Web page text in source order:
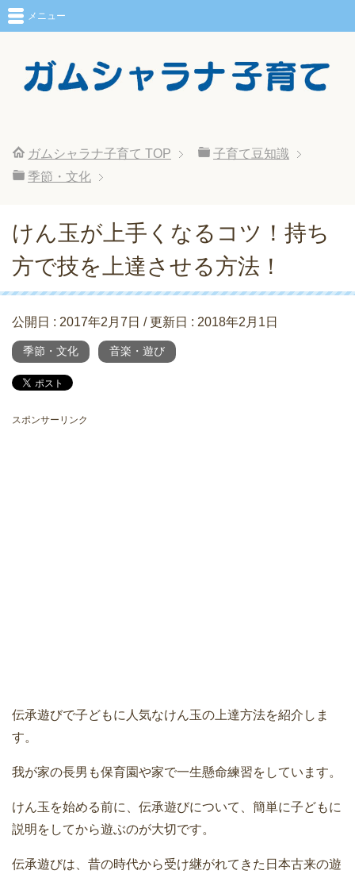
メニュー
ガムシャラナ子育て TOP
子育て豆知識
季節・文化
けん玉が上手くなるコツ！持ち
方で技を上達させる方法！
公開日 : 2017年2月7日 / 更新日 : 2018年2月1日
季節・文化 音楽・遊び
スポンサーリンク
伝承遊びで子どもに人気なけん玉の上達方法を紹介しま
す。
我が家の長男も保育園や家で一生懸命練習をしています。
けん玉を始める前に、伝承遊びについて、簡単に子どもに
説明をしてから遊ぶのが大切です。
伝承遊びは、昔の時代から受け継がれてきた日本古来の遊